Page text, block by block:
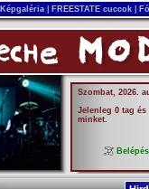
Képgaléria FREESTATE cuccok
Szombat, 2026.
Jelenleg 0 tag és
minket.